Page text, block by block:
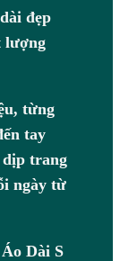
đẹp
lượng
từng
tay
dịp trang
ngày từ
Dài S